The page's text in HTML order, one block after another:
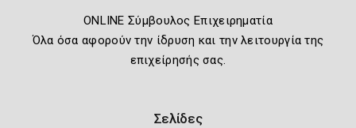
ONLINE Σύμβουλος Επιχειρηματία
Όλα όσα αφορούν την ίδρυση και την λειτουργία της
επιχείρησής σας.
Σελίδες